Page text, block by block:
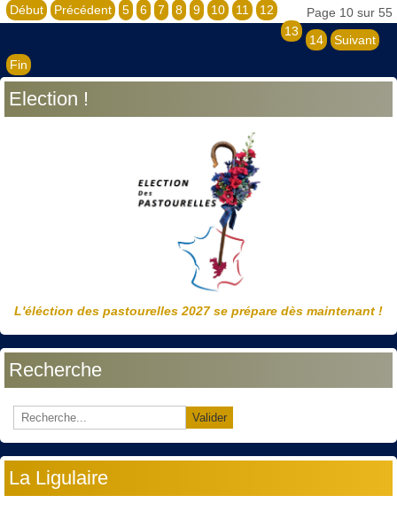
Page 10 sur 55
Début Précédent 5 6 7 8 9 10 11
12
13
14
Suivant
Fin
Election !
L'éléction des pastourelles 2027 se prépare dès maintenant !
Recherche
Valider
La Ligulaire